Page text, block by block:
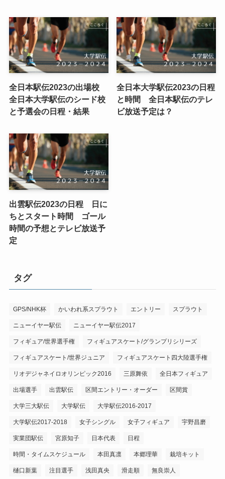
全日本駅伝2023の出場校
全日本大学駅伝のシード校
と予選会の日程・結果
全日本大学駅伝2023の日程
と時間 全日本駅伝のテレ
ビ放送予定は？
出雲駅伝2023の日程 日に
ちとスタート時間 ゴール
時間の予想とテレビ放送予
定
タグ
GPS/NHK杯 かいわれ系スプラウト エントリー スプラウト
ニューイヤー駅伝 ニューイヤー駅伝2017
フィギュア/世界選手権 フィギュアスケート/グランプリシリーズ
フィギュアスケート/世界ジュニア フィギュアスケート四大陸選手権
リオデジャネイロオリンピック2016 三原舞依 全日本フィギュア
出場選手 出雲駅伝 区間エントリー・オーダー 区間賞
大学三大駅伝 大学駅伝 大学駅伝2016-2017
大学駅伝2017-2018 女子シングル 女子フィギュア 宇野昌磨
実業団駅伝 宮原知子 日本代表 日程
時間・タイムスケジュール 本田真凛 本郷理華 栽培キット
樋口新葉 注目選手 浅田真央 滑走順 無良崇人